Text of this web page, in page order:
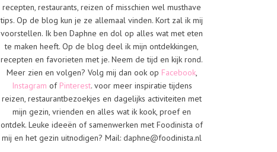
recepten, restaurants, reizen of misschien wel musthave
tips. Op de blog kun je ze allemaal vinden. Kort zal ik mij
voorstellen. Ik ben Daphne en dol op alles wat met eten
te maken heeft. Op de blog deel ik mijn ontdekkingen,
recepten en favorieten met je. Neem de tijd en kijk rond.
Meer zien en volgen? Volg mij dan ook op Facebook,
Instagram of Pinterest. voor meer inspiratie tijdens
reizen, restaurantbezoekjes en dagelijks activiteiten met
mijn gezin, vrienden en alles wat ik kook, proef en
ontdek. Leuke ideeën of samenwerken met Foodinista of
mij en het gezin uitnodigen? Mail: daphne@foodinista.nl